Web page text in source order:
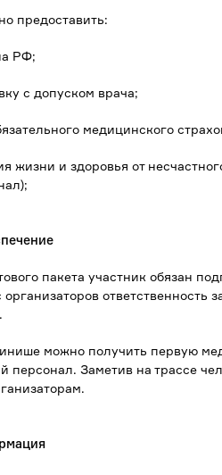
предоставить:
РФ;
с допуском врача;
медицинского
жизни и здоровья от
пакета участник обязан
организаторов
можно получить первую
персонал. Заметив на трассе